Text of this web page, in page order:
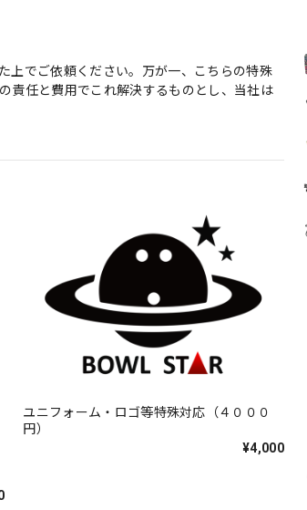
上でご依頼ください。万が一、こちらの特殊
責任と費用でこれ解決するものとし、当社は
ユニフォーム・ロゴ等特殊対応（４０００
円）
¥4,000